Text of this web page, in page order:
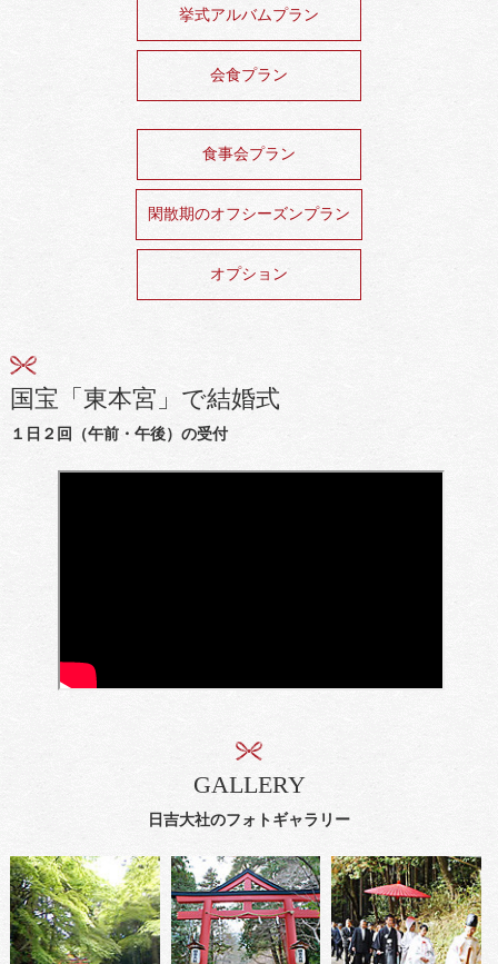
挙式アルバムプラン
会食プラン
食事会プラン
閑散期のオフシーズンプラン
オプション
１日２回（午前・午後）の受付
国宝「東本宮」で結婚式
日吉大社のフォトギャラリー
GALLERY